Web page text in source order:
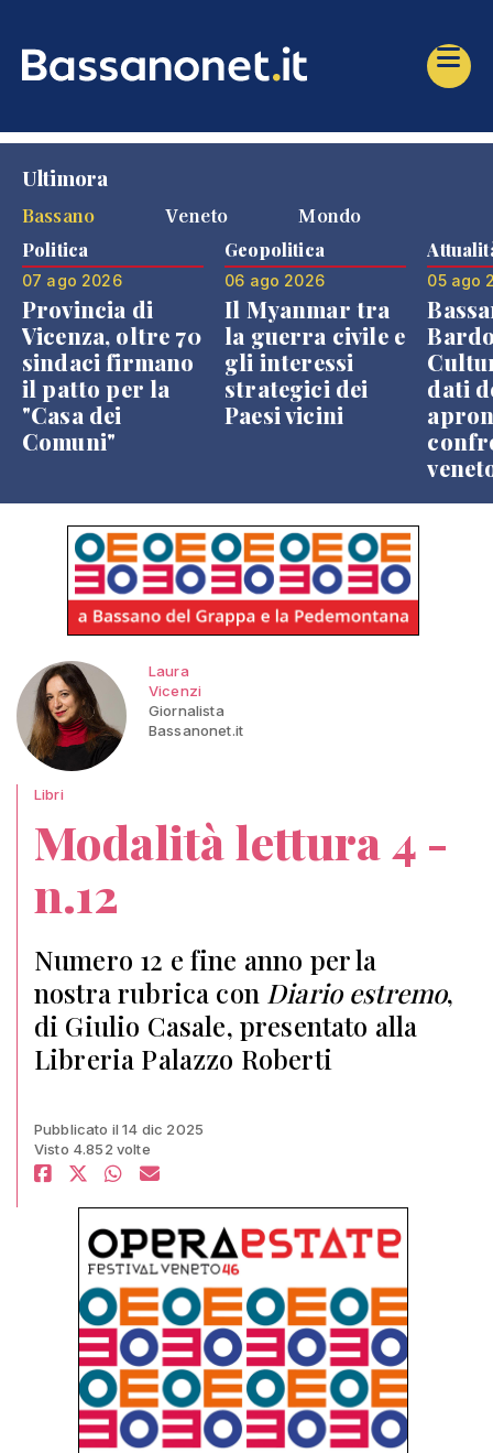
Ultimora
Bassano
Veneto Mondo
Politica
07 ago 2026
Provincia di
Vicenza, oltre 70
sindaci firmano
il patto per la
"Casa dei
Comuni"
Geopolitica
06 ago 2026
Il Myanmar tra
la guerra civile e
gli interessi
strategici dei
Paesi vicini
05 ago
dati
Laura
Vicenzi
Giornalista
Bassanonet.it
Libri
Modalità lettura 4 -
n.12
Numero 12 e fine anno per la
nostra rubrica con Diario estremo,
di Giulio Casale, presentato alla
Libreria Palazzo Roberti
Pubblicato il 14 dic 2025
Visto 4.852 volte